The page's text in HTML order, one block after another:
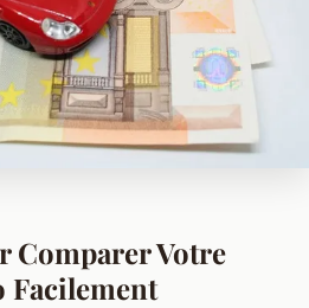
Comparer Votre
Facilement